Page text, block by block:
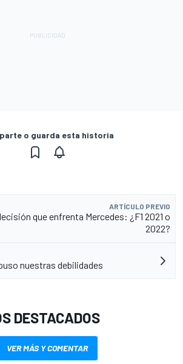
o guarda esta historia
ARTÍCULO PREVIO
que enfrenta Mercedes: ¿F1 2021 o
2022?
nuestras debilidades
DESTACADOS
VER MÁS Y COMENTAR